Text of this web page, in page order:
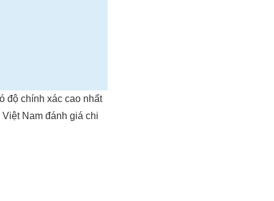
độ chính xác cao nhất
Nam đánh giá chi